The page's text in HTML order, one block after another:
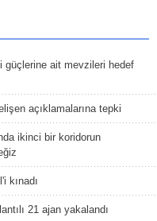
güçlerine ait mevzileri hedef
açıklamalarına tepki
ikinci bir koridorun
kınadı
21 ajan yakalandı